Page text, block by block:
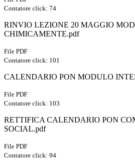
Contatore click: 74
RINVIO LEZIONE 20 MAGGIO
CHIMICAMENTE.pdf
File PDF
Contatore click: 101
CALENDARIO PON MODULO
File PDF
Contatore click: 103
RETTIFICA CALENDARIO PON
SOCIAL.pdf
File PDF
Contatore click: 94